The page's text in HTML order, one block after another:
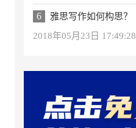
6
雅思写作如何构思？
2018年05月23日 17:49:28